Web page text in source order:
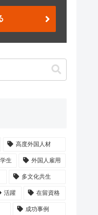
高度外国人材
生 外国人雇用
多文化共生
活躍 在留資格
成功事例